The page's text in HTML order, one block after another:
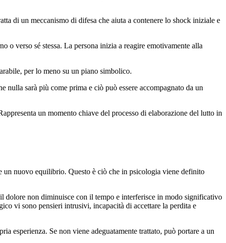
di un meccanismo di difesa che aiuta a contenere lo shock iniziale e
o verso sé stessa. La persona inizia a reagire emotivamente alla
per lo meno su un piano simbolico.
nulla sarà più come prima e ciò può essere accompagnato da un
un momento chiave del processo di elaborazione del lutto in
un nuovo equilibrio. Questo è ciò che in psicologia viene definito
non diminuisce con il tempo e interferisce in modo significativo
vi sono pensieri intrusivi, incapacità di accettare la perdita e
esperienza. Se non viene adeguatamente trattato, può portare a un